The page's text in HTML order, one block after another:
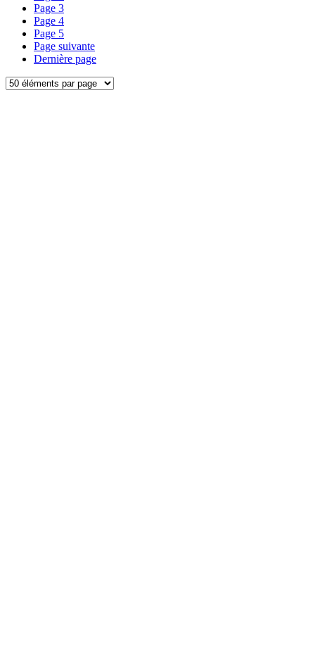
Page 3
Page 4
Page 5
Page suivante
Dernière page